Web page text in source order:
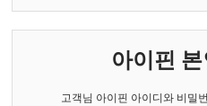
아이핀
고객님 아이핀 아이디와 비밀